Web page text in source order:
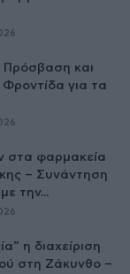
Πρόσβαση και
για τα
στα φαρμακεία
– Συνάντηση
την...
η διαχείριση
στη Ζάκυνθο –